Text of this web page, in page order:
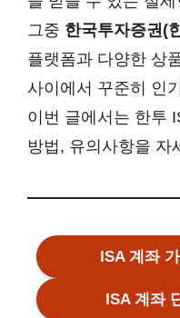
그중 한국투자증권(
플랫폼과 다양한 상
사이에서 꾸준히 인
이번 글에서는 한투
방법, 유의사항을 자
ISA 계좌
ISA 계좌